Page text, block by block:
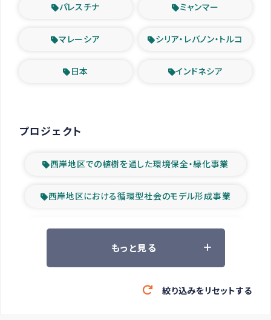
パレスチナ ミャンマー
マレーシア シリア・レバノン・トルコ
日本 インドネシア
プロジェクト
西岸地区での植樹を通した環境保全・緑化事業
西岸地区における循環型社会のモデル形成事業
ツアー参加者の声
緊急救援の時代
もっと見る
絞り込みをリセットする